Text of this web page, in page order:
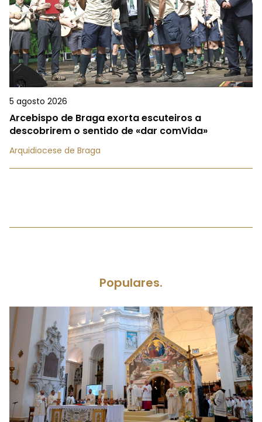
5 agosto 2026
Arcebispo de Braga exorta escuteiros a
descobrirem o sentido de «dar comVida»
Arquidiocese de Braga
Populares.